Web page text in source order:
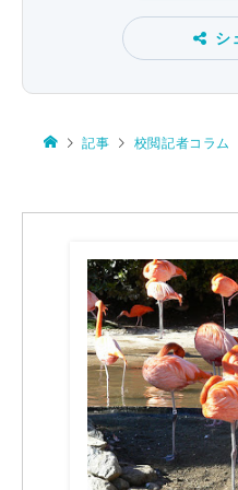
シ
記事 校閲記者コラム